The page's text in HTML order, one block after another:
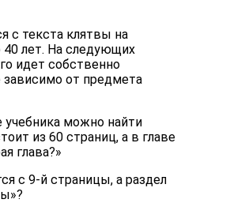
с текста клятвы на
40 лет. На следующих
идет собственно
зависимо от предмета
учебника можно найти
из 60 страниц, а в главе
глава?»
с 9-й страницы, а раздел